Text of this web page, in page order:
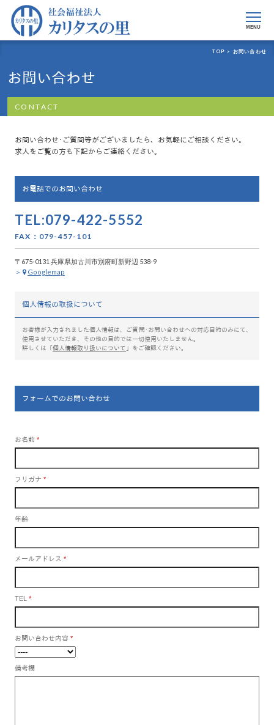
MENU
TOP > お問い合わせ
お問い合わせ
CONTACT
お問い合わせ･ご質問等がございましたら、お気軽にご相談ください。
求人をご覧の方も下記からご連絡ください。
お電話でのお問い合わせ
TEL:079-422-5552
FAX：079-457-101
〒675-0131 兵庫県加古川市別府町新野辺 538-9
＞
Googlemap
個人情報の取扱について
お客様が入力されました個人情報は、ご質問･お問い合わせへの対応目的のみにて、
使用させていただき、その他の目的では一切使用いたしません。
詳しくは「個人情報取り扱いについて 」をご確認ください。
フォームでのお問い合わせ
お名前 *
フリガナ *
年齢
メールアドレス *
TEL *
お問い合わせ内容 *
備考欄